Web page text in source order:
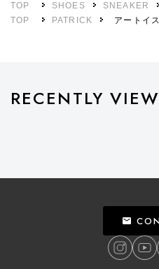
TOP SHOES SNEAKER
TOP
PATRICK アートイ
RECENTLY